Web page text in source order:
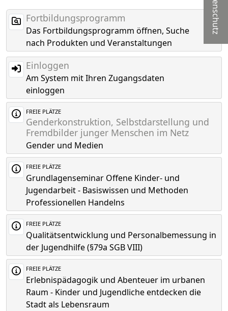
Fortbildungsprogramm
Das Fortbildungsprogramm öffnen, Suche
nach Produkten und Veranstaltungen
Einloggen
Am System mit Ihren Zugangsdaten
einloggen
FREIE PLÄTZE
Genderkonstruktion, Selbstdarstellung und
Fremdbilder junger Menschen im Netz
Gender und Medien
FREIE PLÄTZE
Grundlagenseminar Offene Kinder- und
Jugendarbeit - Basiswissen und Methoden
Professionellen Handelns
FREIE PLÄTZE
Qualitätsentwicklung und Personalbemessung in
der Jugendhilfe (§79a SGB VIII)
FREIE PLÄTZE
Erlebnispädagogik und Abenteuer im urbanen
Raum - Kinder und Jugendliche entdecken die
Stadt als Lebensraum